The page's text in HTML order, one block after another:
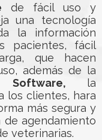
de fácil uso y
una tecnología
la información
pacientes, fácil
que hacen
además de la
Software, la
los clientes, hara
más segura y
agendamiento
veterinarias.